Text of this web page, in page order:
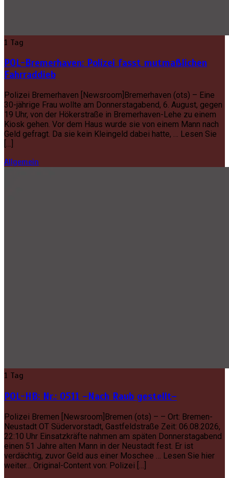
1 Tag
POL-Bremerhaven: Polizei fasst mutmaßlichen
Fahrraddieb
Polizei Bremerhaven [Newsroom]Bremerhaven (ots) – Eine
30-jährige Frau wollte am Donnerstagabend, 6. August, gegen
19 Uhr, von der Hökerstraße in Bremerhaven-Lehe zu einem
Kiosk gehen. Vor dem Haus wurde sie von einem Mann nach
Geld gefragt. Da sie kein Kleingeld dabei hatte, … Lesen Sie
[…]
Allgemein
1 Tag
POL-HB: Nr.: 0511 –Nach Raub gestellt–
Polizei Bremen [Newsroom]Bremen (ots) – – Ort: Bremen-
Neustadt OT Südervorstadt, Gastfeldstraße Zeit: 06.08.2026,
22:10 Uhr Einsatzkräfte nahmen am späten Donnerstagabend
einen 51 Jahre alten Mann in der Neustadt fest. Er ist
verdächtig, zuvor Geld aus einer Moschee … Lesen Sie hier
weiter… Original-Content von: Polizei […]